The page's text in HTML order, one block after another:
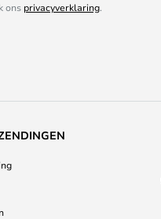
ons privacyverklaring.